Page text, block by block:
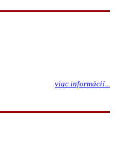
viac informácií...